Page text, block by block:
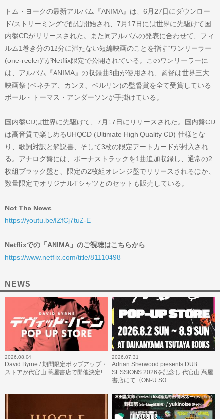
トム・ヨークの最新アルバム『ANIMA』は、6月27日にダウンロー
ド/ストリーミングで配信開始され、7月17日には世界に先駆けて国
内盤CDがリリースされた。また同アルバムの発表に合わせて、フィ
ルム1巻き分の12分に満たない短編映画のことを指す“ワンリーラー
(one-reeler)”がNetflix限定で公開されている。このワンリーラーに
は、アルバム『ANIMA』の収録曲3曲が使用され、監督は世界三大
映画祭 (ベネチア、カンヌ、ベルリン)の監督賞を全て受賞している
ポール・トーマス・アンダーソンが手掛けている。
国内盤CDは世界に先駆けて、7月17日にリリースされた。国内盤CD
は高音質で楽しめるUHQCD (Ultimate High Quality CD) 仕様とな
り、歌詞対訳と解説書、そして3枚の限定アートカードが封入され
る。アナログ盤には、ボーナストラックを1曲追加収録し、通常の2
枚組ブラック盤と、限定の2枚組オレンジ盤でリリースされるほか、
数量限定でオリジナルTシャツとのセットも販売している。
Not The News
https://youtu.be/IZfCj7tuZ-E
Netflixでの「ANIMA」のご視聴はこちらから
https://www.netflix.com/title/81110498
NEWS
2026.08.04
David Byrne / 期間限定ポップアップ・
ストアが代官山 蔦屋書店で開催決定!
2026.07.31
Adrian Sherwood presents DUB
SESSIONS 2026を記念し 代官山 蔦屋
書店にて〈ON-U SO…